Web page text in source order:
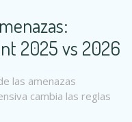
2025 vs 2026
las amenazas
cambia las reglas